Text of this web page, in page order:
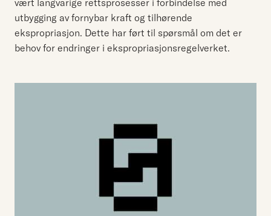
vært langvarige rettsprosesser i forbindelse med
utbygging av fornybar kraft og tilhørende
ekspropriasjon. Dette har ført til spørsmål om det er
behov for endringer i ekspropriasjonsregelverket.